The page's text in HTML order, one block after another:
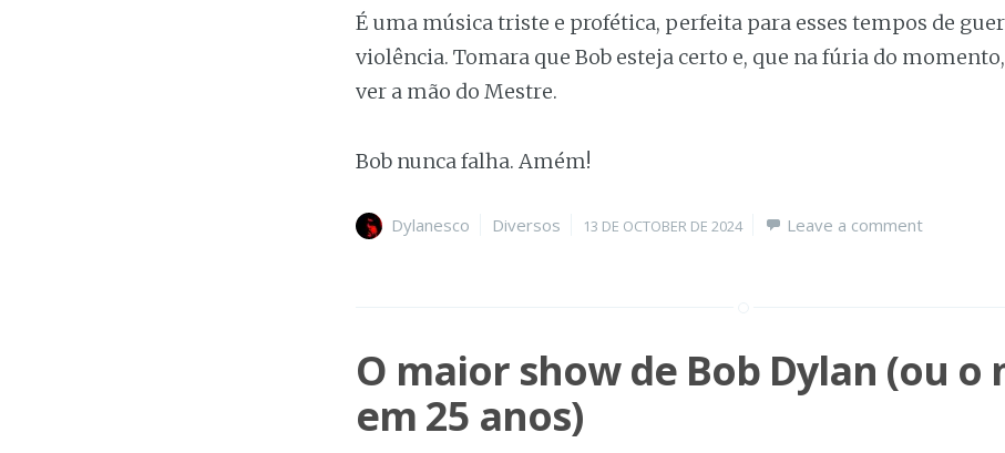
É uma música triste e profética, perfeita para esses tempos de
violência. Tomara que Bob esteja certo e, que na fúria do
ver a mão do Mestre.
Bob nunca falha. Amém!
Author
Dylanesco Categories
Diversos
Posted
13 DE OCTOBER DE 2024 Leave a comment
O maior show de Bob Dylan (ou o
em 25 anos)